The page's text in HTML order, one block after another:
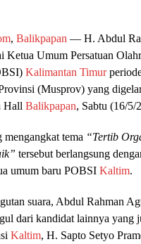
, Balikpapan — H. Abdul
Ketua Umum Persatuan
Kalimantan Timur
(Musprov) yang
Hall Balikpapan, Sabtu (16/5/
tema “Tertib
tersebut berlangsung
umum baru POBSI Kaltim.
suara, Abdul Rahman
dari kandidat lainnya yang
Kaltim, H. Sapto Setyo